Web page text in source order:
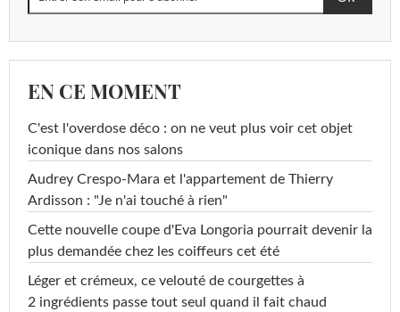
EN CE MOMENT
C'est l'overdose déco : on ne veut plus voir cet objet
iconique dans nos salons
Audrey Crespo-Mara et l'appartement de Thierry
Ardisson : "Je n'ai touché à rien"
Cette nouvelle coupe d'Eva Longoria pourrait devenir la
plus demandée chez les coiffeurs cet été
Léger et crémeux, ce velouté de courgettes à
2 ingrédients passe tout seul quand il fait chaud